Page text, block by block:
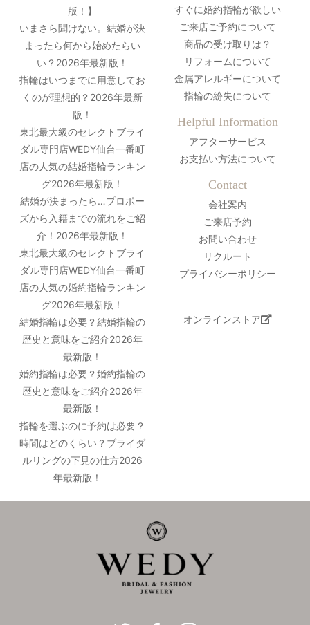
版！】
いまさら聞けない。結婚が決
まったら何から始めたらい
い？2026年最新版！
指輪はいつまでに用意してお
くのが理想的？2026年最新
版！
東北最大級のセレクトブライ
ダル専門店WEDY仙台一番町
店の人気の結婚指輪ランキン
グ2026年最新版！
結婚が決まったら…プロポー
ズから入籍までの流れをご紹
介！2026年最新版！
東北最大級のセレクトブライ
ダル専門店WEDY仙台一番町
店の人気の婚約指輪ランキン
グ2026年最新版！
結婚指輪は必要？結婚指輪の
歴史と意味をご紹介2026年
最新版！
婚約指輪は必要？婚約指輪の
歴史と意味をご紹介2026年
最新版！
指輪を選ぶのに予約は必要？
時間はどのくらい？ブライダ
ルリングの下見の仕方2026
年最新版！
すぐに婚約指輪が欲しい
ご来店ご予約について
商品の受け取りは？
リフォームについて
金属アレルギーについて
指輪の紛失について
Helpful Information
アフターサービス
お支払い方法について
Contact
会社案内
ご来店予約
お問い合わせ
リクルート
プライバシーポリシー
オンラインストア